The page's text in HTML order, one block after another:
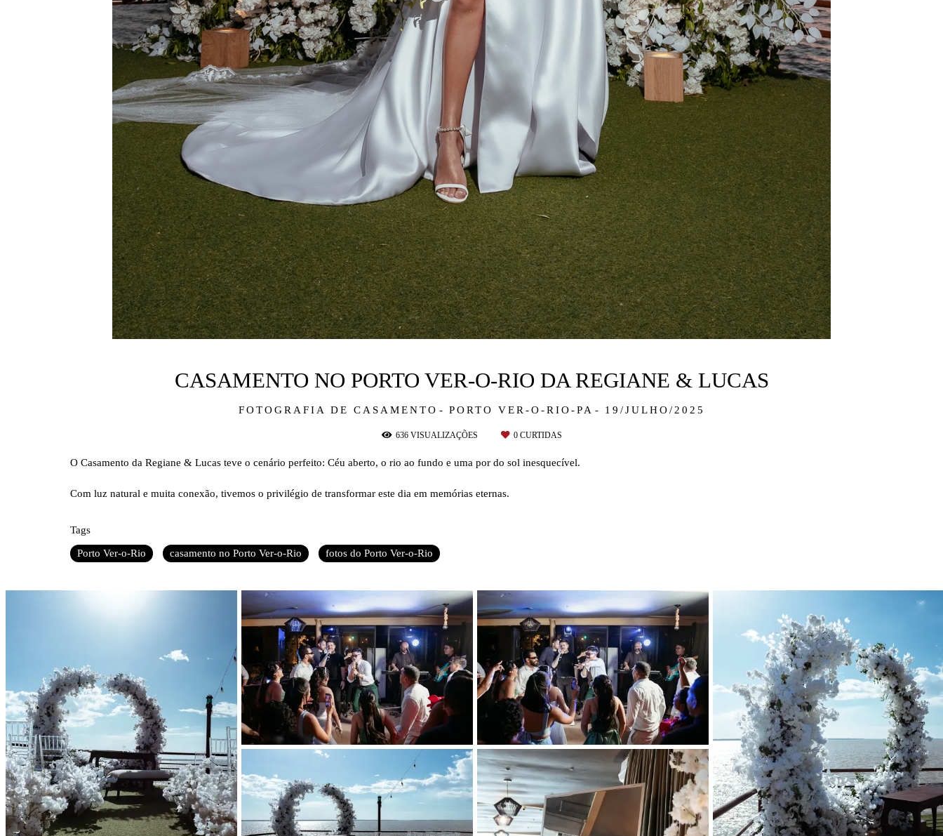
FOTOGRAFIA DE CASAMENTO PORTO VER-O-RIO-PA 19/JULHO/2025
CASAMENTO NO PORTO VER-O-RIO DA REGIANE & LUCAS
636VISUALIZAÇÕES 0CURTIDAS
O Casamento da Regiane & Lucas teve o cenário perfeito: Céu aberto, o rio ao fundo e uma por do sol inesquecível.
Com luz natural e muita conexão, tivemos o privilégio de transformar este dia em memórias eternas.
Tags
Porto Ver-o-Rio casamento no Porto Ver-o-Rio fotos do Porto Ver-o-Rio